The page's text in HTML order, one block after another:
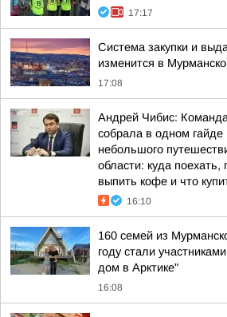
17:17
Система закупки и
изменится в
17:08
Андрей Чибис:
собрала в одном
небольшого
области: куда поехать,
выпить кофе и что
16:10
160 семей из
году стали
дом в Арктике"
16:08